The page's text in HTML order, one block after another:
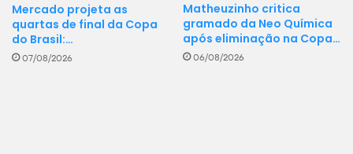
Mercado projeta as
quartas de final da Copa
do Brasil:…
07/08/2026
Matheuzinho critica
gramado da Neo Química
após eliminação na Copa…
06/08/2026